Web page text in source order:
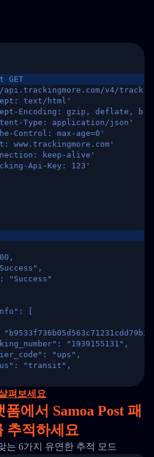
GET
v4/trackings/
text/html'
Encoding: gzip, deflate,
Type: application/json'
Control: max-age=0'
www.trackingmore.com'
keep-alive'
Api-Key: 123'
"Success"
[
"1939155131",
"ups",
"transit",
"United
2,
"",
null,
[
"2017-03-08 04: 22: 00",
펴보세요
에서 Samoa Post 패
추적하세요
는 6가지 유연한 추적 모드